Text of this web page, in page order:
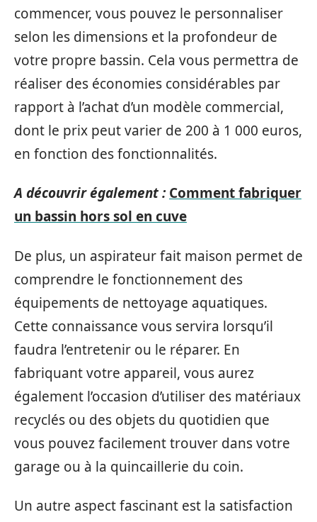
commencer, vous pouvez le personnaliser
selon les dimensions et la profondeur de
votre propre bassin. Cela vous permettra de
réaliser des économies considérables par
rapport à l’achat d’un modèle commercial,
dont le prix peut varier de 200 à 1 000 euros,
en fonction des fonctionnalités.
A découvrir également : Comment fabriquer
un bassin hors sol en cuve
De plus, un aspirateur fait maison permet de
comprendre le fonctionnement des
équipements de nettoyage aquatiques.
Cette connaissance vous servira lorsqu’il
faudra l’entretenir ou le réparer. En
fabriquant votre appareil, vous aurez
également l’occasion d’utiliser des matériaux
recyclés ou des objets du quotidien que
vous pouvez facilement trouver dans votre
garage ou à la quincaillerie du coin.
Un autre aspect fascinant est la satisfaction